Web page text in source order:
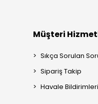
Müşteri
Sıkça Sorulan
Sipariş Takip
Havale Bildirimleri